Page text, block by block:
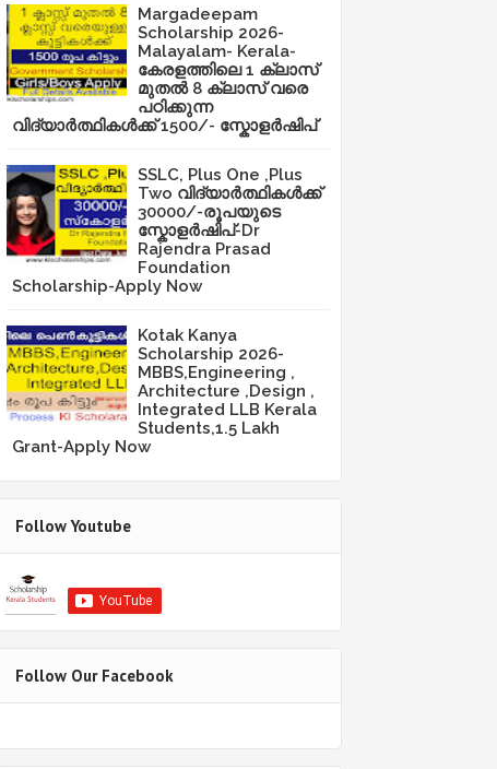
Margadeepam
Scholarship 2026-
Malayalam- Kerala-
കേരളത്തിലെ 1 ക്ലാസ്
മുതൽ 8 ക്ലാസ് വരെ
പഠിക്കുന്ന
വിദ്യാർത്ഥികൾക്ക് 1500/- സ്കോളർഷിപ്
SSLC, Plus One ,Plus
Two വിദ്യാർത്ഥികൾക്ക്
30000/-രൂപയുടെ
സ്കോളർഷിപ്-Dr
Rajendra Prasad
Foundation
Scholarship-Apply Now
Kotak Kanya
Scholarship 2026-
MBBS,Engineering ,
Architecture ,Design ,
Integrated LLB Kerala
Students,1.5 Lakh
Grant-Apply Now
Follow Youtube
Follow Our Facebook